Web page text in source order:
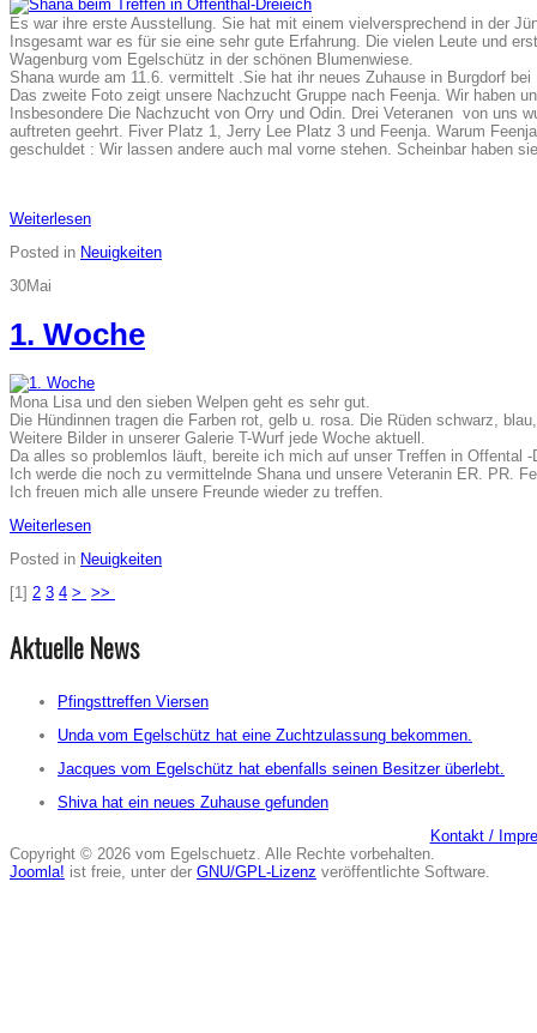
Es war ihre erste Ausstellung. Sie hat mit einem vielversprechend in der
Insgesamt war es für sie eine sehr gute Erfahrung. Die vielen Leute und
Wagenburg vom Egelschütz in der schönen Blumenwiese.
Shana wurde am 11.6. vermittelt .Sie hat ihr neues Zuhause in Burgdorf bei
Das zweite Foto zeigt unsere Nachzucht Gruppe nach Feenja. Wir haben
Insbesondere Die Nachzucht von Orry und Odin. Drei Veteranen von uns
auftreten geehrt. Fiver Platz 1, Jerry Lee Platz 3 und Feenja. Warum
geschuldet : Wir lassen andere auch mal vorne stehen. Scheinbar haben
Weiterlesen
Posted in Neuigkeiten
30Mai
1. Woche
Mona Lisa und den sieben Welpen geht es sehr gut.
Die Hündinnen tragen die Farben rot, gelb u. rosa. Die Rüden schwarz,
Weitere Bilder in unserer Galerie T-Wurf jede Woche aktuell.
Da alles so problemlos läuft, bereite ich mich auf unser Treffen in Offental -
Ich werde die noch zu vermittelnde Shana und unsere Veteranin ER. PR.
Ich freuen mich alle unsere Freunde wieder zu treffen.
Weiterlesen
Posted in Neuigkeiten
[1] 2 3 4 > >>
Aktuelle News
Pfingsttreffen Viersen
Unda vom Egelschütz hat eine Zuchtzulassung bekommen.
Jacques vom Egelschütz hat ebenfalls seinen Besitzer überlebt.
Shiva hat ein neues Zuhause gefunden
Kontakt /
Copyright © 2026 vom Egelschuetz. Alle Rechte vorbehalten.
Joomla! ist freie, unter der GNU/GPL-Lizenz veröffentlichte Software.